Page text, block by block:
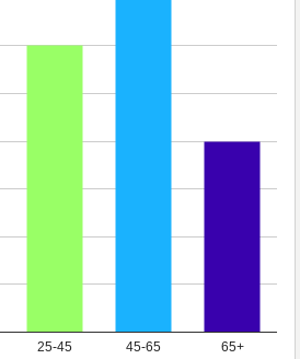
25-45 45-65 65+